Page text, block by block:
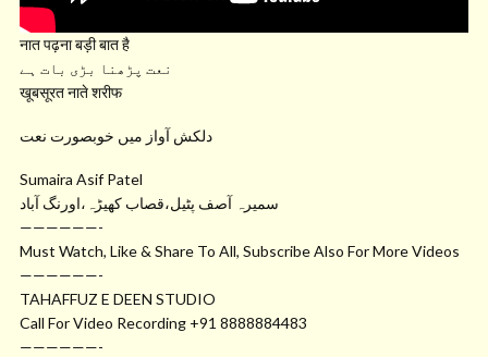
नात पढ़ना बड़ी बात है
نعت پڑھنا بڑی بات ہے
खूबसूरत नाते शरीफ
دلکش آواز میں خوبصورت نعت
Sumaira Asif Patel
سمیرہ آصف پٹیل،قصاب کھیڑہ،اورنگ آباد
——————-
Must Watch, Like & Share To All, Subscribe Also For More Videos
——————-
TAHAFFUZ E DEEN STUDIO
Call For Video Recording +91 8888884483
——————-